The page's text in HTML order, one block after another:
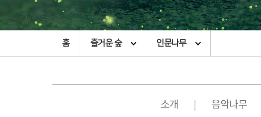
홈 즐거운 숲 인문나무
소개 | 음악나무